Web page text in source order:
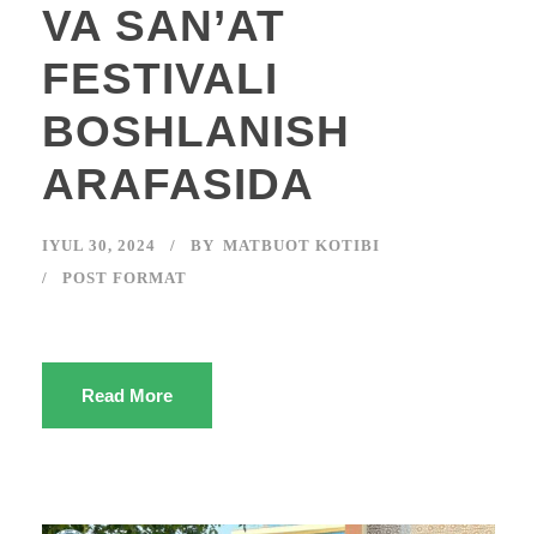
VA SAN’AT
FESTIVALI
BOSHLANISH
ARAFASIDA
IYUL 30, 2024 BY MATBUOT KOTIBI
POST FORMAT
Read More